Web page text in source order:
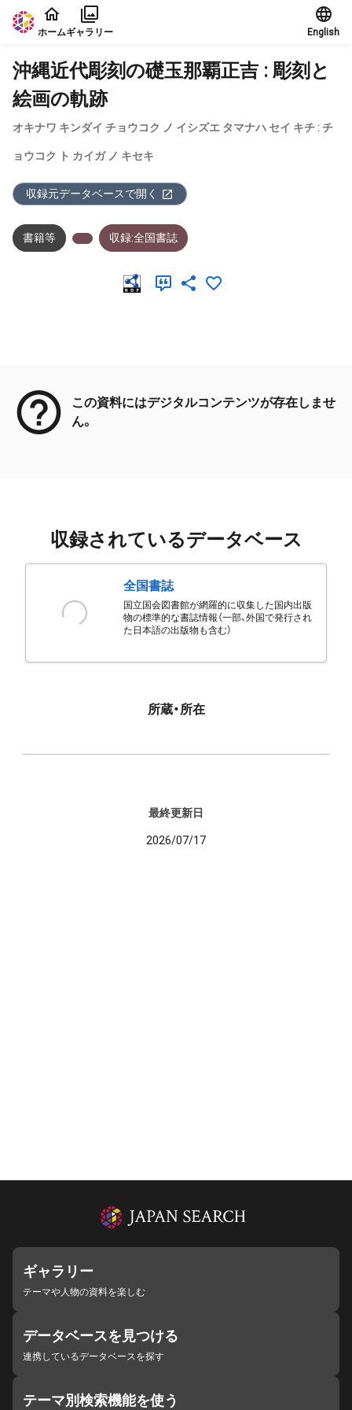
本文に飛ぶ
ホームギャラリー English
沖縄近代彫刻の礎玉那覇正吉 : 彫刻と
絵画の軌跡
オキナワ キンダイ チョウコク ノ イシズエ タマナハ セイ キチ : チ
ョウコク ト カイガ ノ キセキ
収録元データベースで開く
書籍等 収録:全国書誌
この資料にはデジタルコンテンツが存在しませ
ん。
収録されているデータベース
全国書誌
国立国会図書館が網羅的に収集した国内出版
物の標準的な書誌情報（一部、外国で発行され
た日本語の出版物も含む）
所蔵・所在
最終更新日
2026/07/17
ギャラリー
テーマや人物の資料を楽しむ
データベースを見つける
連携しているデータベースを探す
テーマ別検索機能を使う